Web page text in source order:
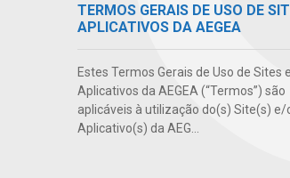
TERMOS GERAIS DE USO DE
APLICATIVOS DA AEGEA
Estes Termos Gerais de Uso de Sites e
Aplicativos da AEGEA (“Termos”) são
aplicáveis à utilização do(s) Site(s) e/
Aplicativo(s) da AEG...